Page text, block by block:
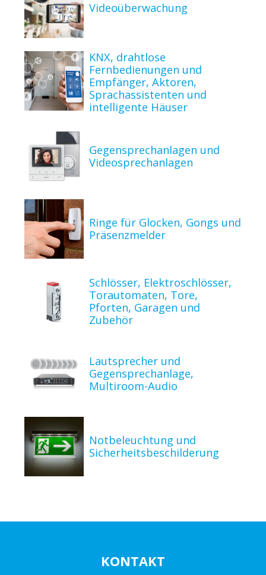
Videoüberwachung
KNX, drahtlose
Fernbedienungen und
Empfänger, Aktoren,
Sprachassistenten und
intelligente Häuser
Gegensprechanlagen und
Videosprechanlagen
Ringe für Glocken, Gongs und
Präsenzmelder
Schlösser, Elektroschlösser,
Torautomaten, Tore,
Pforten, Garagen und
Zubehör
Lautsprecher und
Gegensprechanlage,
Multiroom-Audio
Notbeleuchtung und
Sicherheitsbeschilderung
KONTAKT